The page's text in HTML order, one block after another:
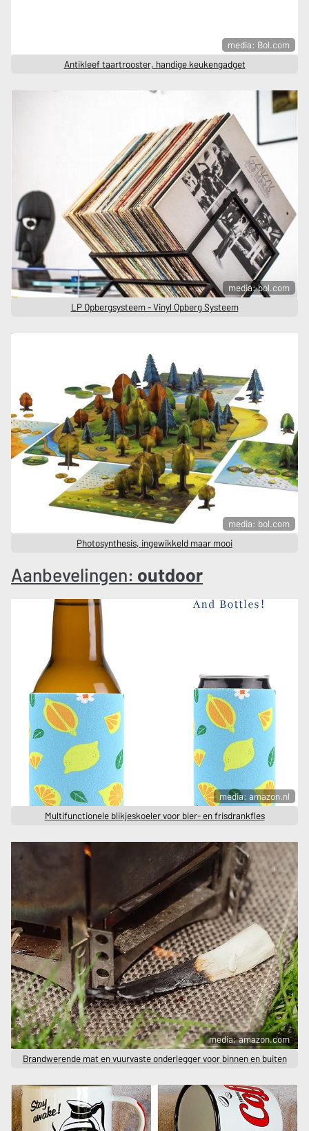
media: Bol.com
Antikleef taartrooster, handige keukengadget
media: bol.com
LP Opbergsysteem - Vinyl Opberg Systeem
media: bol.com
Photosynthesis, ingewikkeld maar mooi
Aanbevelingen: outdoor
media: amazon.nl
Multifunctionele blikjeskoeler voor bier- en frisdrankfles
media: amazon.com
Brandwerende mat en vuurvaste onderlegger voor binnen en buiten